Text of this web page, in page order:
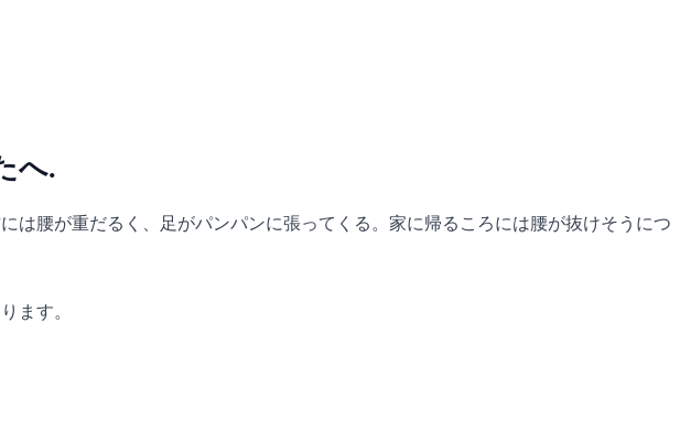
へ.
腰が重だるく、足がパンパンに張ってくる。家に帰るころには腰が抜けそうにつ
ます。